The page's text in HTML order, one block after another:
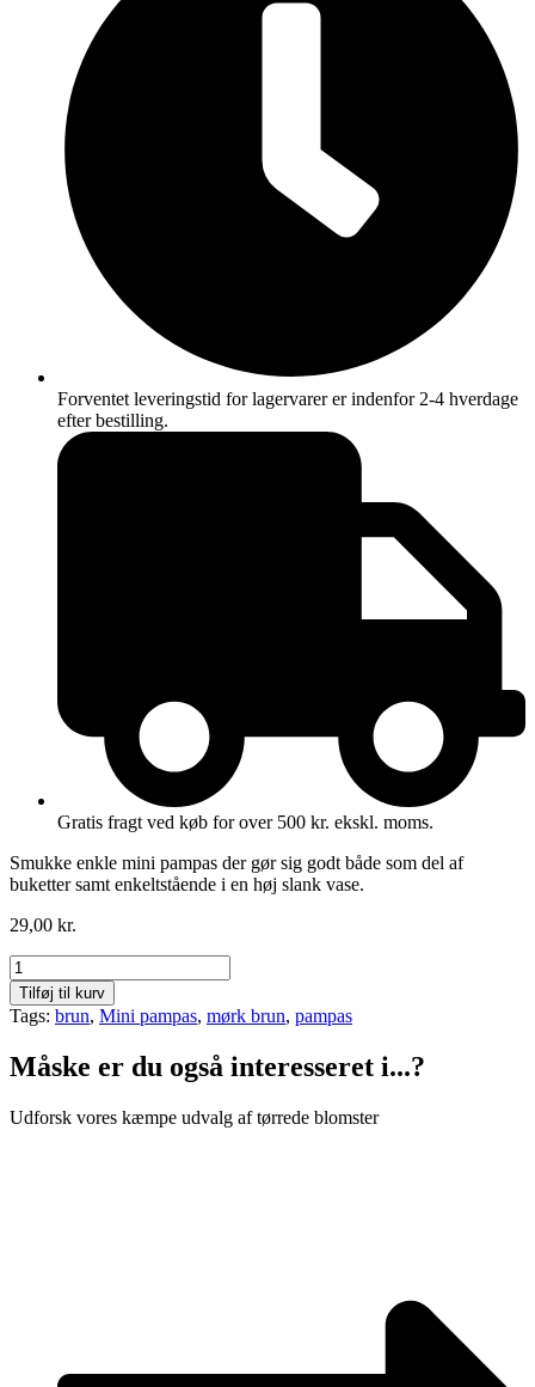
Forventet leveringstid for lagervarer er indenfor 2-4 hverdage
efter bestilling.
Gratis fragt ved køb for over 500 kr. ekskl. moms.
Smukke enkle mini pampas der gør sig godt både som del af
buketter samt enkeltstående i en høj slank vase.
29,00 kr.
Mini
pampas
-
mørk
brun
-
stk.
Tilføj til kurv
Tags: brun, Mini pampas, mørk brun, pampas
Måske er du også interesseret i...?
Udforsk vores kæmpe udvalg af tørrede blomster